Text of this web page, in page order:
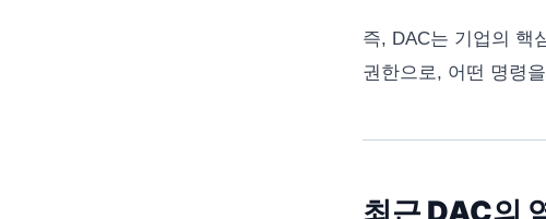
즉, DAC는 기업의 핵
권한으로, 어떤 명령
최근 DAC의